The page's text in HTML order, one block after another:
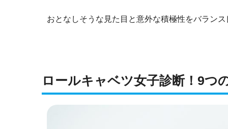
おとなしそうな見た目と意外な積極性をバラン
ロールキャベツ女子診断！9つ